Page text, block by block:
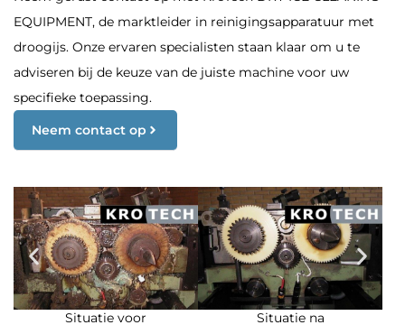
EQUIPMENT, de marktleider in reinigingsapparatuur met
droogijs. Onze ervaren specialisten staan klaar om u te
adviseren bij de keuze van de juiste machine voor uw
specifieke toepassing.
Neem contact op
Situatie voor Situatie na